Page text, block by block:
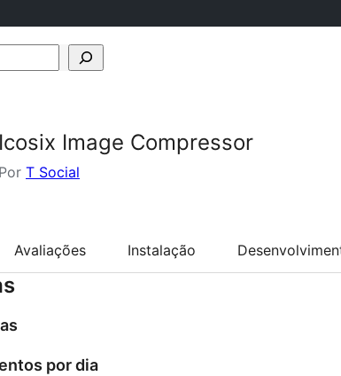
Icosix Image Compressor
Por T Social
Avaliações Instalação
por dia